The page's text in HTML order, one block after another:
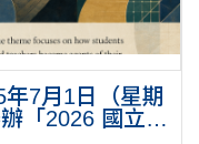
7月1日（星期
「2026 國立雲